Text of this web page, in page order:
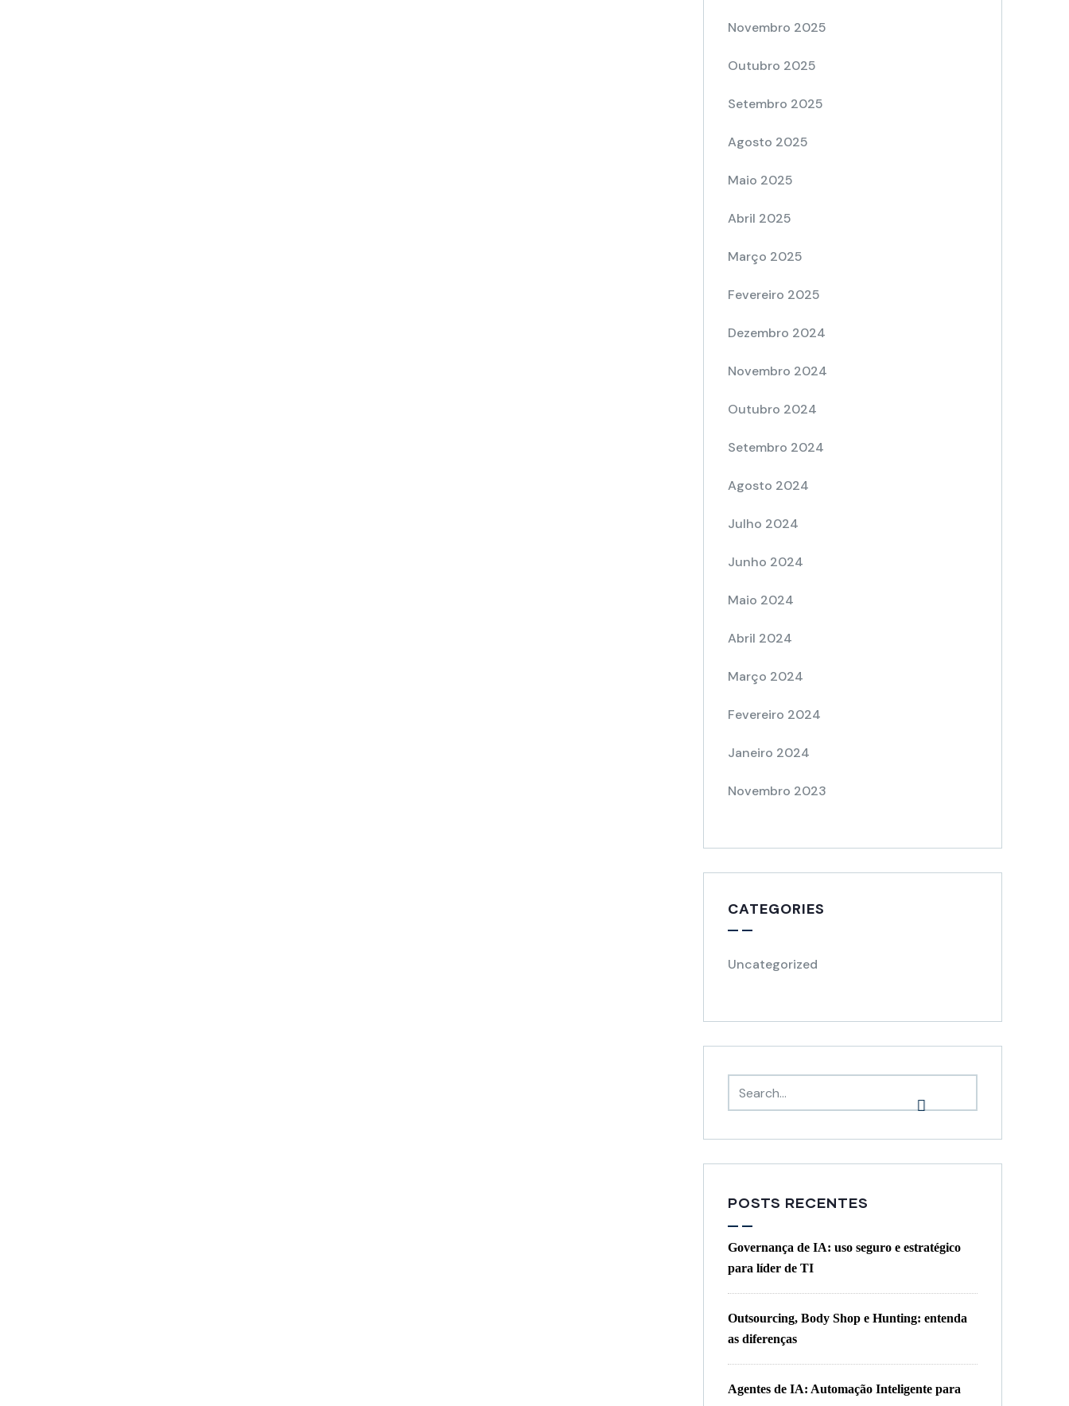
Novembro 2025
Outubro 2025
Setembro 2025
Agosto 2025
Maio 2025
Abril 2025
Março 2025
Fevereiro 2025
Dezembro 2024
Novembro 2024
Outubro 2024
Setembro 2024
Agosto 2024
Julho 2024
Junho 2024
Maio 2024
Abril 2024
Março 2024
Fevereiro 2024
Janeiro 2024
Novembro 2023
CATEGORIES
Uncategorized
POSTS RECENTES
Governança de IA: uso seguro e estratégico
para líder de TI
Outsourcing, Body Shop e Hunting: entenda
as diferenças
Agentes de IA: Automação Inteligente para